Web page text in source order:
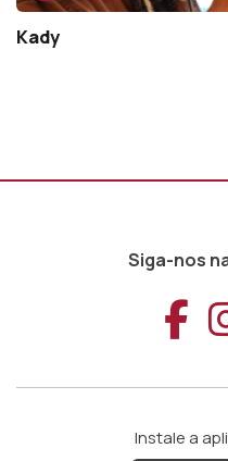
Kady
Siga-nos
Instale a